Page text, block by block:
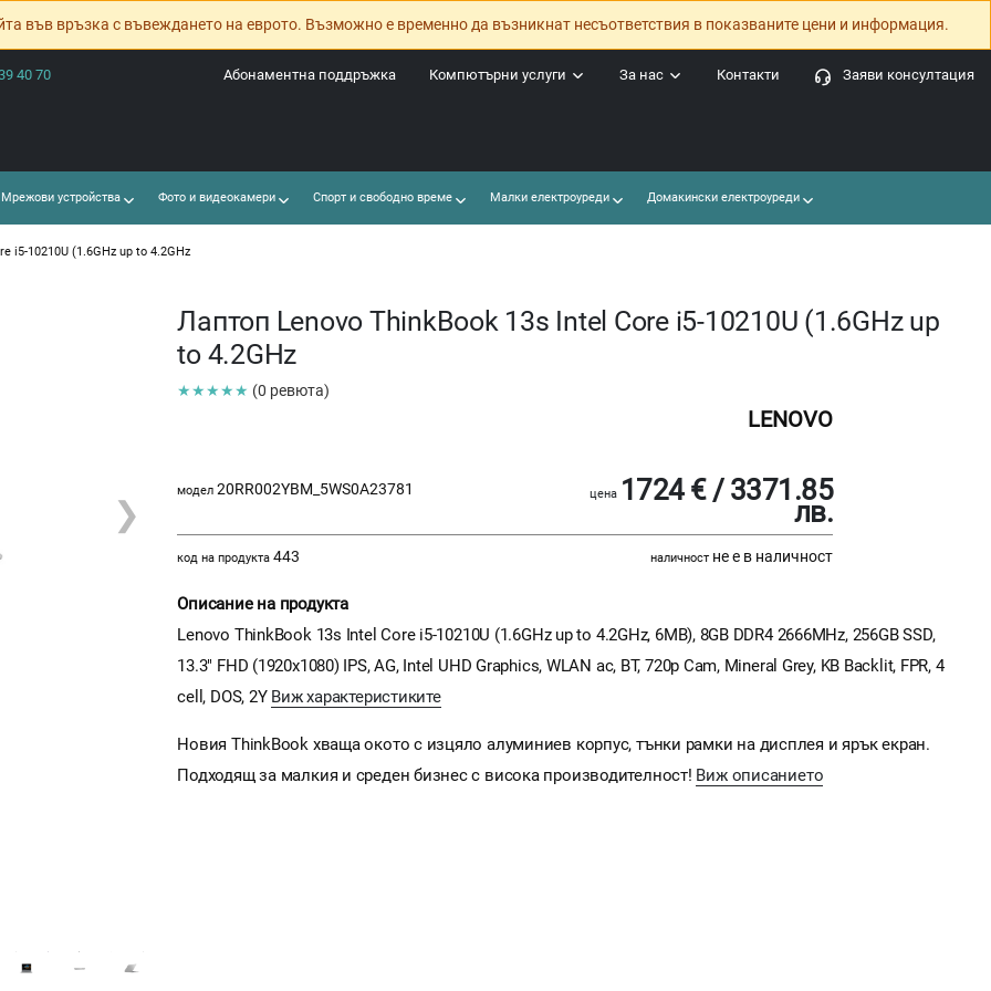
във връзка с въвеждането на еврото. Възможно е временно да възникнат несъответствия в показваните цени и информация.
40 70 Заяви консултация
Контакти
За нас
Компютърни услуги
Абонаментна поддръжка
устройства Фото и видеокамери Спорт и свободно време Малки електроуреди Домакински електроуреди
i5-10210U (1.6GHz up to 4.2GHz
❯
Лаптоп Lenovo ThinkBook 13s Intel Core i5-10210U (1.6GHz up
to 4.2GHz
★★★★★ (0 ревюта)
LENOVO
модел 20RR002YBM_5WS0A23781 цена 1724 € / 3371.85
лв.
код на продукта 443 наличност не е в наличност
Описание на продукта
Lenovo ThinkBook 13s Intel Core i5-10210U (1.6GHz up to 4.2GHz, 6MB), 8GB DDR4 2666MHz, 256GB SSD,
13.3" FHD (1920x1080) IPS, AG, Intel UHD Graphics, WLAN ac, BT, 720p Cam, Mineral Grey, KB Backlit, FPR, 4
cell, DOS, 2Y Виж характеристиките
Новия ThinkBook хваща окото с изцяло алуминиев корпус, тънки рамки на дисплея и ярък екран.
Подходящ за малкия и среден бизнес с висока производителност! Виж описанието